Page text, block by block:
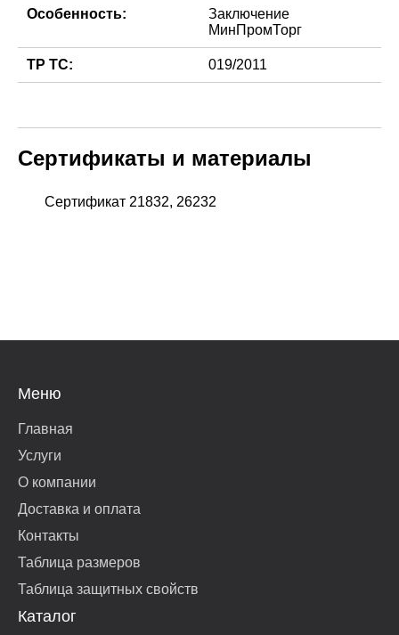
Особенность:
Заключение
МинПромТорг
ТР ТС: 019/2011
Сертификаты и материалы
Сертификат 21832, 26232
Меню
Главная
Услуги
О компании
Доставка и оплата
Контакты
Таблица размеров
Таблица защитных свойств
Каталог